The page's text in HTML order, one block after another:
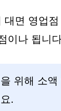
대면 영업
이나 됩니
위해 소액
.